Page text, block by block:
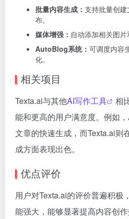
批量内容生成： 支持批量创
布。
媒体增强： 自动添加相关图片
AutoBlog系统： 可调度内容
化。
相关项目
Texta.ai与其他AI写作工具
相
能和更高的用户满意度。例如
文章的快速生成，而Texta.ai则
成方面表现出色。
优点评价
用户对Texta.ai的评价普遍积极
能强大，能够显著提高内容创